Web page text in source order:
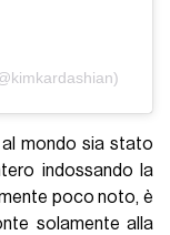
al mondo sia stato
indossando la
poco noto, è
solamente alla